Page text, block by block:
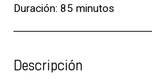
Duración: 85 minutos
Descripción